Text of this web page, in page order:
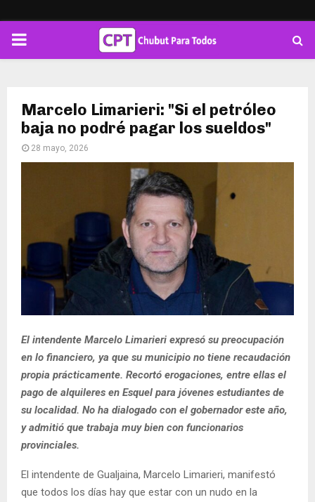
PRIMARY
Marcelo Limarieri: "Si el petróleo
baja no podré pagar los sueldos"
28 mayo, 2026
El intendente Marcelo Limarieri expresó su preocupación
en lo financiero, ya que su municipio no tiene recaudación
propia prácticamente. Recortó erogaciones, entre ellas el
pago de alquileres en Esquel para jóvenes estudiantes de
su localidad. No ha dialogado con el gobernador este año,
y admitió que trabaja muy bien con funcionarios
provinciales.
El intendente de Gualjaina, Marcelo Limarieri, manifestó
que todos los días hay que estar con un nudo en la